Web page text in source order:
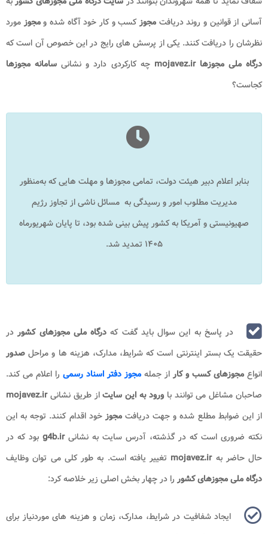
آسانی از قوانین و روند دریافت مجوزکسب و کار خود آگاه شده ومجوزمورد
نظرشان را دریافت کنند. یکی از پرسش های رایج در این خصوص آن است که
درگاه ملی مجوزها mojavez.ir​
چه کارکردی دارد و نشانی سامانه مجوزها
کجاست؟
بنابر اعلام دبیر هیئت دولت، تمامی مجوزها و مهلت ‌هایی که به‌منظور
مدیریت مطلوب امور و رسیدگی به مسائل ناشی از تجاوز رژیم
صهیونیستی و آمریکا به کشور پیش ‌بینی شده بود، تا پایان شهریورماه
۱۴۰۵ تمدید شد.
در پاسخ به این سوال باید گفت که درگاه ملی مجوزهای کشوردر
حقیقت یک بستر اینترنتی است که شرایط، مدارک، هزینه ها و مراحل صدور
انواع مجوزهای کسب و کاراز جملهمجوز دفتر اسناد رسمی را اعلام می کند.
صاحبان مشاغل می توانند باورود به این سایتاز طریق نشانیmojavez.ir
از این ضوابط مطلع شده و جهت دریافتمجوزخود اقدام کنند. توجه به این
نکته ضروری است که در گذشته، آدرس سایت به نشانیg4b.ir بود که در
حال حاضر بهmojavez.ir تغییر یافته است. به طور کلی می توان وظایف
درگاه ملی مجوزهای کشوررا در چهار بخش اصلی زیر خلاصه کرد:
ایجاد شفافیت در شرایط، مدارک، زمان و هزینه های موردنیاز برای